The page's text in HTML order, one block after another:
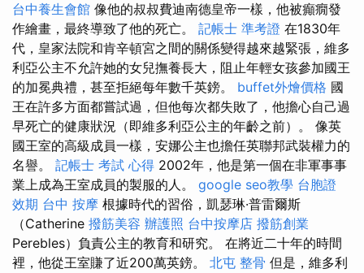
台中養生會館 像他的叔叔費迪南德皇帝一樣，他被癲癇發
作繪畫，最終導致了他的死亡。 記帳士 準考證 在1830年
代，皇家法院和肯辛頓宮之間的關係變得越來越緊張，維多
利亞公主不允許她的女兒撫養長大，阻止年輕女孩參加國王
的加冕典禮，甚至拒絕每年數千英鎊。 buffet外燴價格 國
王在許多方面都嘗試過，但他每次都失敗了，他擔心自己過
早死亡的健康狀況（即維多利亞公主的年齡之前）。 像英
國王室的高級成員一樣，安娜公主也擔任英聯邦武裝權力的
名譽。 記帳士 考試 心得 2002年，他是第一個在非軍事事
業上成為王室成員的製服的人。 google seo教學 台胞證
效期 台中 按摩 根據時代的習俗，凱瑟琳·普雷爾斯
（Catherine 撥筋美容 辦護照 台中按摩店 撥筋創業
Perebles）負責公主的教育和研究。 在將近二十年的時間
裡，他從王室賺了近200萬英鎊。 北屯 整骨 但是，維多利